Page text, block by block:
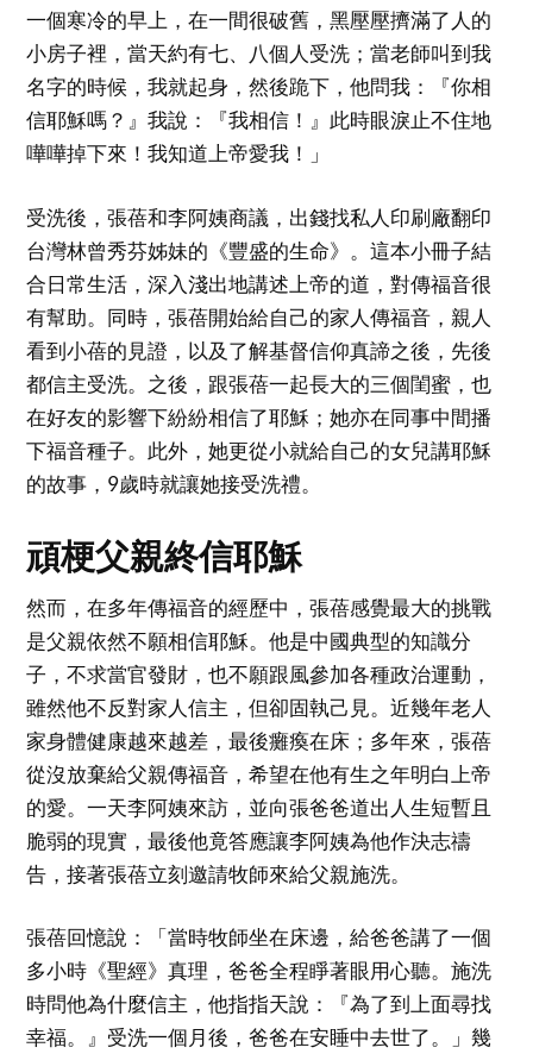
一個寒冷的早上，在一間很破舊，黑壓壓擠滿了人的
小房子裡，當天約有七、八個人受洗；當老師叫到我
名字的時候，我就起身，然後跪下，他問我：『你相
信耶穌嗎？』我說：『我相信！』此時眼淚止不住地
嘩嘩掉下來！我知道上帝愛我！」
受洗後，張蓓和李阿姨商議，出錢找私人印刷廠翻印
台灣林曾秀芬姊妹的《豐盛的生命》。這本小冊子結
合日常生活，深入淺出地講述上帝的道，對傳福音很
有幫助。同時，張蓓開始給自己的家人傳福音，親人
看到小蓓的見證，以及了解基督信仰真諦之後，先後
都信主受洗。之後，跟張蓓一起長大的三個閨蜜，也
在好友的影響下紛紛相信了耶穌；她亦在同事中間播
下福音種子。此外，她更從小就給自己的女兒講耶穌
的故事，9歲時就讓她接受洗禮。
頑梗父親終信耶穌
然而，在多年傳福音的經歷中，張蓓感覺最大的挑戰
是父親依然不願相信耶穌。他是中國典型的知識分
子，不求當官發財，也不願跟風參加各種政治運動，
雖然他不反對家人信主，但卻固執己見。近幾年老人
家身體健康越來越差，最後癱瘓在床；多年來，張蓓
從沒放棄給父親傳福音，希望在他有生之年明白上帝
的愛。一天李阿姨來訪，並向張爸爸道出人生短暫且
脆弱的現實，最後他竟答應讓李阿姨為他作決志禱
告，接著張蓓立刻邀請牧師來給父親施洗。
張蓓回憶說：「當時牧師坐在床邊，給爸爸講了一個
多小時《聖經》真理，爸爸全程睜著眼用心聽。施洗
時問他為什麼信主，他指指天說：『為了到上面尋找
幸福。』受洗一個月後，爸爸在安睡中去世了。」幾